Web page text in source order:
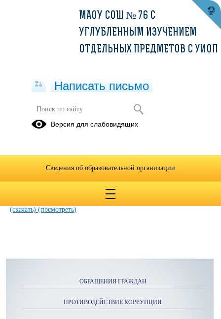
Год семьи 2024
План мероприятий Года семьи в России в 2024 году.pdf
(скачать) (посмотреть)
ОБРАЩЕНИЯ ГРАЖДАН
ПРОТИВОДЕЙСТВИЕ КОРРУПЦИИ
МАОУ СОШ № 76 С
УГЛУБЛЕННЫМ ИЗУЧЕНИЕМ
ОТДЕЛЬНЫХ ПРЕДМЕТОВ С УИОП
Написать письмо
Версия для слабовидящих
Сведения об образовательной организации